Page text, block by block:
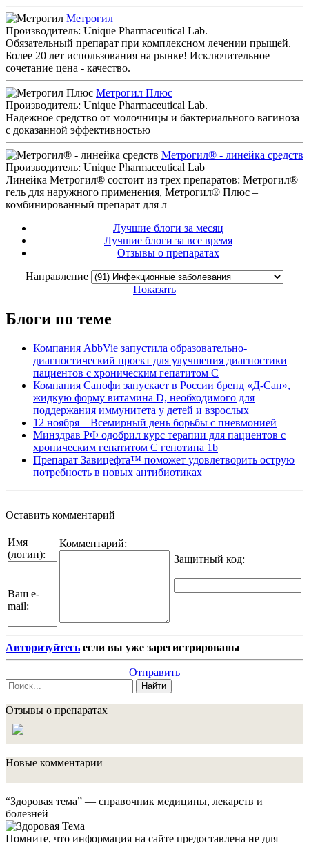
Метрогил
Производитель: Unique Pharmaceutical Lab.
Обязательный препарат при комплексном лечении прыщей.
Более 20 лет использования на рынке! Исключительное
сочетание цена - качество.
Метрогил Плюс
Производитель: Unique Pharmaceutical Lab.
Надежное средство от молочницы и бактериального вагиноза
с доказанной эффективностью
Метрогил® - линейка средств
Производитель: Unique Pharmaceutical Lab
Линейка Метрогил® состоит из трех препаратов: Метрогил®
гель для наружного применения, Метрогил® Плюс –
комбинированный препарат для л
Лучшие блоги за месяц
Лучшие блоги за все время
Отзывы о препаратах
Направление
Показать
Блоги по теме
Компания AbbVie запустила образовательно-
диагностический проект для улучшения диагностики
пациентов с хроническим гепатитом С
Компания Санофи запускает в России бренд «Д-Сан»,
жидкую форму витамина D, необходимого для
поддержания иммунитета у детей и взрослых
12 ноября – Всемирный день борьбы с пневмонией
Минздрав РФ одобрил курс терапии для пациентов с
хроническим гепатитом С генотипа 1b
Препарат Завицефта™ поможет удовлетворить острую
потребность в новых антибиотиках
Оставить комментарий
Имя
(логин):
Ваш e-
mail:
Комментарий:
Защитный код:
Авторизуйтесь если вы уже зарегистрированы
Отправить
Найти
Отзывы о препаратах
Новые комментарии
“Здоровая тема” — справочник медицины, лекарств и
болезней
Помните, что информация на сайте предоставлена не для